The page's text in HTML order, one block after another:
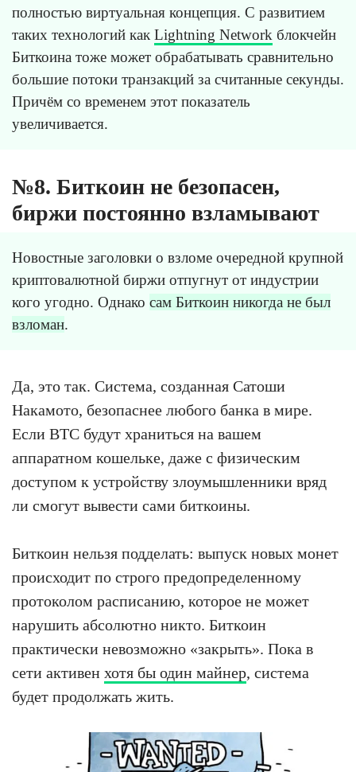
полностью виртуальная концепция. С развитием
таких технологий как Lightning Network блокчейн
Биткоина тоже может обрабатывать сравнительно
большие потоки транзакций за считанные секунды.
Причём со временем этот показатель
увеличивается.
№8. Биткоин не безопасен,
биржи постоянно взламывают
Новостные заголовки о взломе очередной крупной
криптовалютной биржи отпугнут от индустрии
кого угодно. Однако сам Биткоин никогда не был
взломан.
Да, это так. Система, созданная Сатоши
Накамото, безопаснее любого банка в мире.
Если BTC будут храниться на вашем
аппаратном кошельке, даже с физическим
доступом к устройству злоумышленники вряд
ли смогут вывести сами биткоины.
Биткоин нельзя подделать: выпуск новых монет
происходит по строго предопределенному
протоколом расписанию, которое не может
нарушить абсолютно никто. Биткоин
практически невозможно «закрыть». Пока в
сети активен хотя бы один майнер, система
будет продолжать жить.